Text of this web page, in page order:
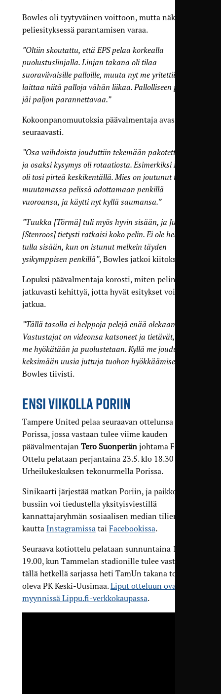
Bowles oli tyytyväinen voittoon, mutta näki
peliesityksessä parantamisen varaa.
”Oltiin skoutattu, että EPS pelaa korkealla
puolustuslinjalla. Linjan takana oli tilaa
suoraviivaisille palloille, muuta nyt me yritettiin
laittaa niitä palloja vähän liikaa. Pallolliseen peliin
jäi paljon parannettavaa.”
Kokoonpanomuutoksia päävalmentaja avasi
seuraavasti.
”Osa vaihdoista jouduttiin tekemään pakotettuna,
ja osaksi kysymys oli rotaatiosta. Esimerkiksi Mättö
oli tosi pirteä keskikentällä. Mies on joutunut tässä
muutamassa pelissä odottamaan penkillä
vuoroansa, ja käytti nyt kyllä saumansa.”
”Tuukka [Törmä] tuli myös hyvin sisään, ja Julle
[Stenroos] tietysti ratkaisi koko pelin. Ei ole helppo
tulla sisään, kun on istunut melkein täyden
ysikymppisen penkillä”, Bowles jatkoi kiitoksiaan.
Lopuksi päävalmentaja korosti, miten pelin pitää
jatkuvasti kehittyä, jotta hyvät esitykset voivat
jatkua.
”Tällä tasolla ei helppoja pelejä enää olekaan.
Vastustajat on videonsa katsoneet ja tietävät, miten
me hyökätään ja puolustetaan. Kyllä me joudutaan
keksimään uusia juttuja tuohon hyökkäämiseen”
Bowles tiivisti.
ENSI VIIKOLLA PORIIN
Tampere United pelaa seuraavan ottelunsa
Porissa, jossa vastaan tulee viime kauden
päävalmentajan Tero Suonperänjohtama FC Jazz.
Ottelu pelataan perjantaina 23.5. klo 18.30
Urheilukeskuksen tekonurmella Porissa.
Sinikaarti järjestää matkan Poriin, ja paikkoja
bussiin voi tiedustella yksityisviestillä
kannattajaryhmän sosiaalisen median tilien
kautta Instagramissatai Facebookissa.
Seuraava kotiottelu pelataan sunnuntaina 1.6. klo
19.00, kun Tammelan stadionille tulee vastaan
tällä hetkellä sarjassa heti TamUn takana toisena
oleva PK Keski-Uusimaa.Liput otteluun ovat
myynnissä Lippu.fi-verkkokaupassa.